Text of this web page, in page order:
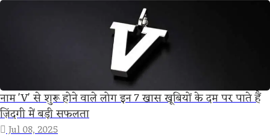
नाम 'V' से शुरू होने वाले लोग इन 7 खास खूबियों के दम पर पाते हैं
ज़िंदगी में बड़ी सफलता
Jul 08, 2025